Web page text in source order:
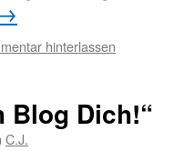
hinterlassen
Blog Dich!“
C.J.